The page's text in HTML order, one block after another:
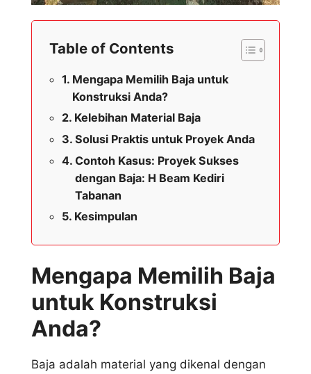
Table of Contents
Mengapa Memilih Baja untuk
Konstruksi Anda?
Kelebihan Material Baja
Solusi Praktis untuk Proyek Anda
Contoh Kasus: Proyek Sukses
dengan Baja: H Beam Kediri
Tabanan
Kesimpulan
Mengapa Memilih Baja
untuk Konstruksi
Anda?
Baja adalah material yang dikenal dengan